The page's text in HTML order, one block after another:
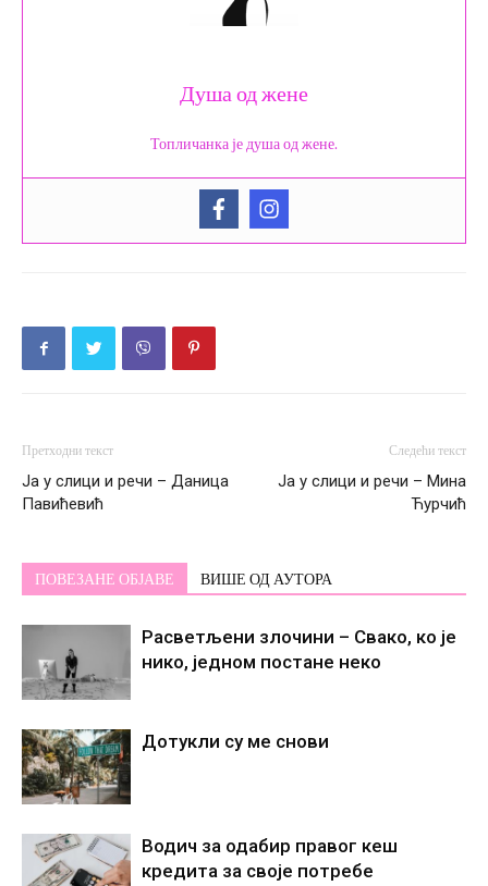
Душа од жене
Топличанка је душа од жене.
Претходни текст
Ја у слици и речи – Даница
Павићевић
Следећи текст
Ја у слици и речи – Мина
Ћурчић
ПОВЕЗАНЕ ОБЈАВЕ ВИШЕ ОД АУТОРА
Расветљени злочини – Свако, ко је
нико, једном постане некo
Дотукли су ме снови
Водич за одабир правог кеш
кредита за своје потребе